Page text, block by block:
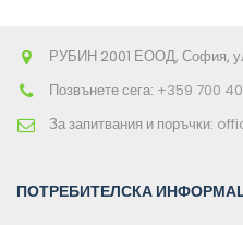
РУБИН 2001 ЕООД, София,
Позвънете сега: +359 700
За запитвания и поръчки:
ПОТРЕБИТЕЛСКА